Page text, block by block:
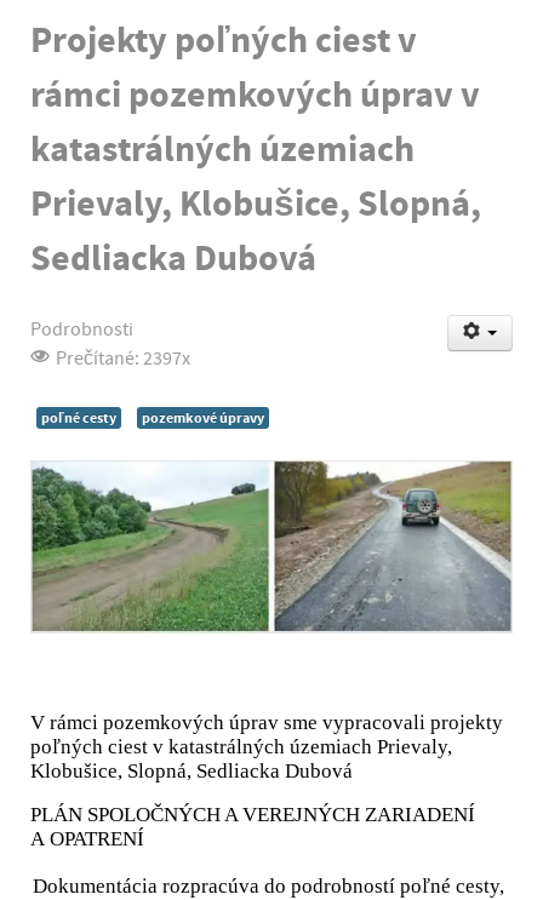
Projekty poľných ciest v
rámci pozemkových úprav v
katastrálných územiach
Prievaly, Klobušice, Slopná,
Sedliacka Dubová
Podrobnosti
Prečítané: 2397x
poľné cesty pozemkové úpravy
V rámci pozemkových úprav sme vypracovali projekty
poľných ciest v katastrálných územiach Prievaly,
Klobušice, Slopná, Sedliacka Dubová
PLÁN SPOLOČNÝCH A VEREJNÝCH ZARIADENÍ
A OPATRENÍ
Dokumentácia rozpracúva do podrobností poľné cesty,